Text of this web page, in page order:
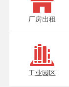
厂房出租
工业园区